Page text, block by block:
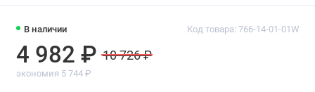
В наличии Код товара: 766-14-01-01W
4 982 ₽ 10 726 ₽
экономия 5 744 ₽